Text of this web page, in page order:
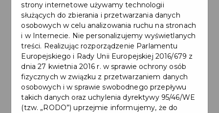
strony internetowe używamy technologii
służących do zbierania i przetwarzania danych
osobowych w celu analizowania ruchu na stronach
i w Internecie. Nie personalizujemy wyświetlanych
treści. Realizując rozporządzenie Parlamentu
Europejskiego i Rady Unii Europejskiej 2016/679 z
dnia 27 kwietnia 2016 r. w sprawie ochrony osób
fizycznych w związku z przetwarzaniem danych
osobowych i w sprawie swobodnego przepływu
takich danych oraz uchylenia dyrektywy 95/46/WE
(tzw. „RODO”) uprzejmie informujemy, że do